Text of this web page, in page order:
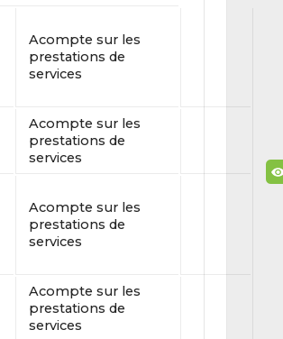
Acompte sur les
prestations de
services
Acompte sur les
prestations de
services
Acompte sur les
prestations de
services
Acompte sur les
prestations de
services